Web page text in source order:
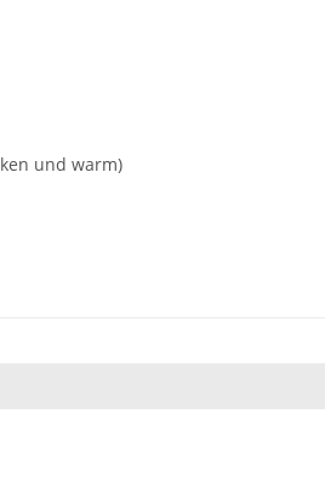
und warm)